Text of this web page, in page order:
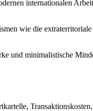
internationalen
wie die
und minimalistische